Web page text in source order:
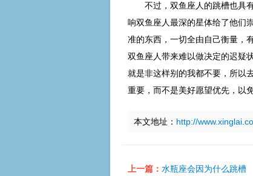
不过，双鱼座人的跳槽也具
响双鱼座人最深的星体给了他们
准的东西，一切全由自己衡量，
双鱼座人带来难以做决定的迟疑
就是非这样别的我都不要，所以
重要，而不是美好愿望优先，以
本文地址： http://
上一篇： 水瓶座会因为什么跳槽